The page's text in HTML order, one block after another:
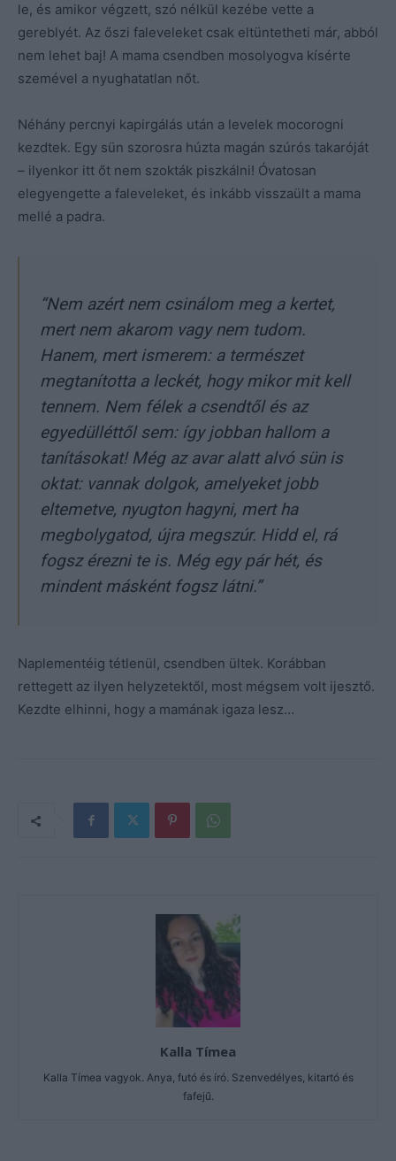
le, és amikor végzett, szó nélkül kezébe vette a
gereblyét. Az őszi faleveleket csak eltüntetheti már, abból
nem lehet baj! A mama csendben mosolyogva kísérte
szemével a nyughatatlan nőt.
Néhány percnyi kapirgálás után a levelek mocorogni
kezdtek. Egy sün szorosra húzta magán szúrós takaróját
– ilyenkor itt őt nem szokták piszkálni! Óvatosan
elegyengette a faleveleket, és inkább visszaült a mama
mellé a padra.
“Nem azért nem csinálom meg a kertet,
mert nem akarom vagy nem tudom.
Hanem, mert ismerem: a természet
megtanította a leckét, hogy mikor mit kell
tennem. Nem félek a csendtől és az
egyedülléttől sem: így jobban hallom a
tanításokat! Még az avar alatt alvó sün is
oktat: vannak dolgok, amelyeket jobb
eltemetve, nyugton hagyni, mert ha
megbolygatod, újra megszúr. Hidd el, rá
fogsz érezni te is. Még egy pár hét, és
mindent másként fogsz látni.”
Naplementéig tétlenül, csendben ültek. Korábban
rettegett az ilyen helyzetektől, most mégsem volt ijesztő.
Kezdte elhinni, hogy a mamának igaza lesz…
Kalla Tímea
Kalla Tímea vagyok. Anya, futó és író. Szenvedélyes, kitartó és
fafejű.